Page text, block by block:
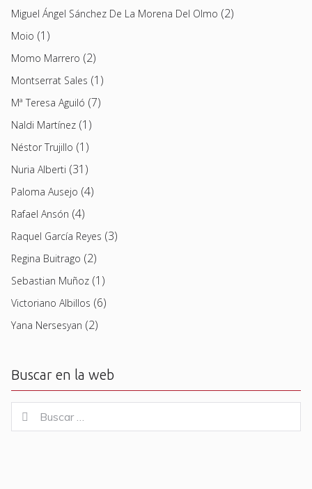
Miguel Ángel Sánchez De La Morena Del Olmo (2)
Moio (1)
Momo Marrero (2)
Montserrat Sales (1)
Mª Teresa Aguiló (7)
Naldi Martínez (1)
Néstor Trujillo (1)
Nuria Alberti (31)
Paloma Ausejo (4)
Rafael Ansón (4)
Raquel García Reyes (3)
Regina Buitrago (2)
Sebastian Muñoz (1)
Victoriano Albillos (6)
Yana Nersesyan (2)
Buscar en la web
for:
Buscar